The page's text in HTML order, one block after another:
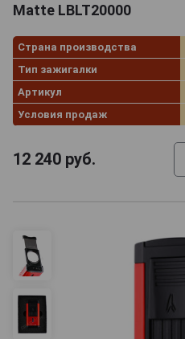
Matte LBLT20000
Страна производства
Тип зажигалки
Артикул
Условия продаж
12 240 руб.